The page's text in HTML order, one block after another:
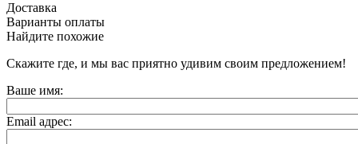
Доставка
Варианты оплаты
Найдите похожие
Скажите где, и мы вас приятно удивим своим предложением!
Ваше имя:
Email адрес: